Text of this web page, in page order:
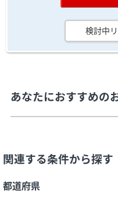
検討中
あなたにおすすめの
関連する条件から探す
都道府県